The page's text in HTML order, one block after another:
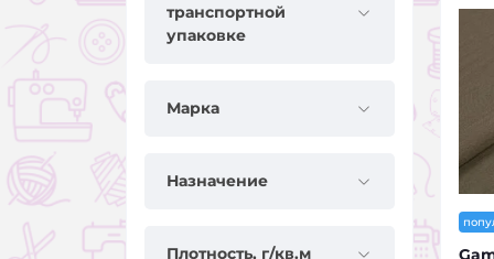
транспортной
упаковке
Марка
Назначение
Плотность, г/кв.м